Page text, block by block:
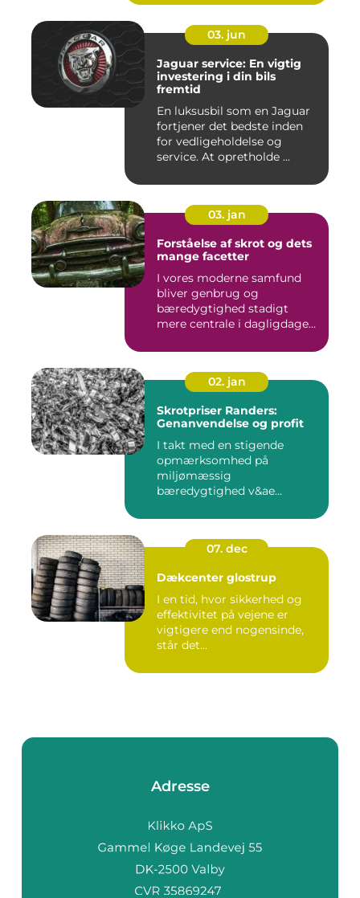
03. jun
Jaguar service: En vigtig
investering i din bils
fremtid
En luksusbil som en Jaguar
fortjener det bedste inden
for vedligeholdelse og
service. At opretholde ...
03. jan
Forståelse af skrot og dets
mange facetter
I vores moderne samfund
bliver genbrug og
bæredygtighed stadigt
mere centrale i dagligdagen.
02. jan
Skrotpriser Randers:
Genanvendelse og profit
I takt med en stigende
opmærksomhed på
miljømæssig
bæredygtighed v&ae...
07. dec
Dækcenter glostrup
I en tid, hvor sikkerhed og
effektivitet på vejene er
vigtigere end nogensinde,
står det...
Adresse